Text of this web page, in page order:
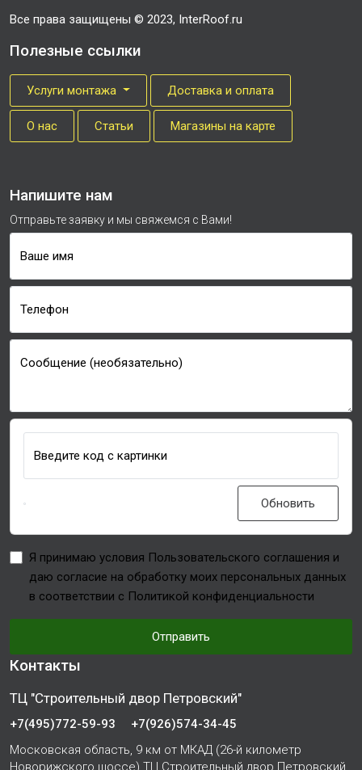
Все права защищены © 2023, InterRoof.ru
Полезные ссылки
Услуги монтажа Доставка и оплата
О нас Cтатьи Магазины на карте
Напишите нам
Отправьте заявку и мы свяжемся с Вами!
Ваше имя
Телефон
Сообщение (необязательно)
Введите код с картинки
Обновить
Я принимаю условия Пользовательского соглашения и
даю согласие на обработку моих персональных данных
в соответствии с Политикой конфиденциальности
Отправить
Контакты
ТЦ "Строительный двор Петровский"
+7(495)772-59-93
+7(926)574-34-45
Московская область, 9 км от МКАД (26-й километр
Новорижского шоссе) ТЦ Строительный двор Петровский,